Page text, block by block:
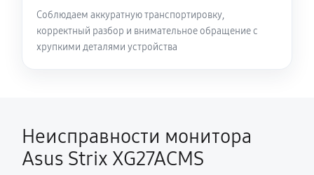
Соблюдаем аккуратную транспортировку,
корректный разбор и внимательное обращение с
хрупкими деталями устройства
Неисправности монитора
Asus Strix XG27ACMS